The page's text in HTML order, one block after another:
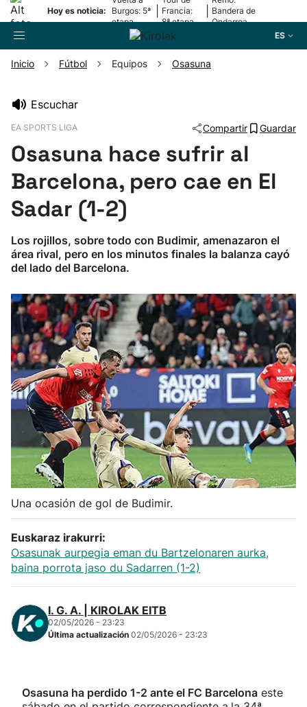
Hoy es noticia:
Burgos: 5ª
etapa
Francia:
8ª etapa
Bandera de
Ondarroa
ES
Pelota
Remo
Baloncesto
Herri-kirolak
Balonmano
Kirolak 360
Atletismo
Carreras de montaña
Más deportes
"Helmuga"
Inicio Fútbol Equipos Osasuna
Escuchar
EA SPORTS LIGA Compartir Guardar
Osasuna hace sufrir al
Barcelona, pero cae en El
Sadar (1-2)
Los rojillos, sobre todo con Budimir, amenazaron el
área rival, pero en los minutos finales la balanza cayó
del lado del Barcelona.
Una ocasión de gol de Budimir.
Euskaraz irakurri:
Osasunak aurpegia eman du Bartzelonaren aurka,
baina porrota jaso du Sadarren (1-2)
I. G. A. | KIROLAK EITB
02/05/2026 - 23:23
Última actualización 02/05/2026 - 23:23
Osasuna ha perdido 1-2 ante el FC Barcelona este